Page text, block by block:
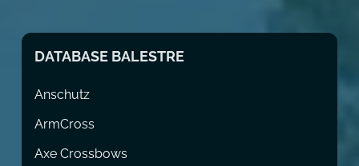
DATABASE BALESTRE
Anschutz
ArmCross
Axe Crossbows